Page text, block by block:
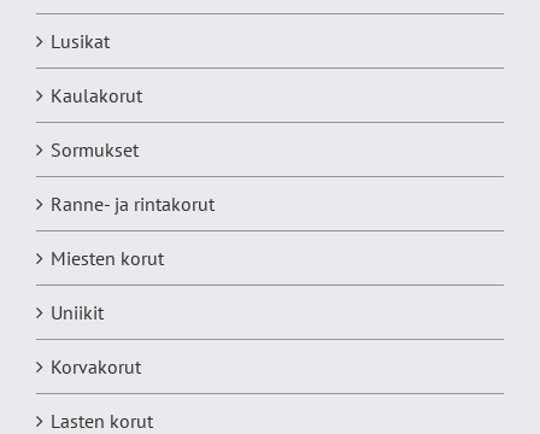
Lusikat
Kaulakorut
Sormukset
Ranne- ja rintakorut
Miesten korut
Uniikit
Korvakorut
Lasten korut